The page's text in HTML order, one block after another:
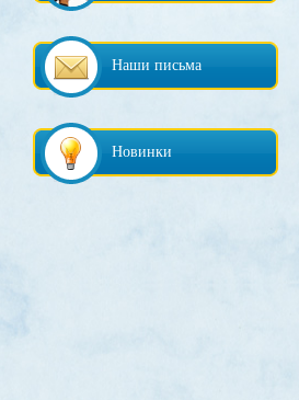
Наши письма
Новинки